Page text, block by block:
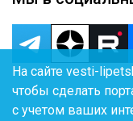
На сайте vesti-
чтобы сделать
с учетом ваших